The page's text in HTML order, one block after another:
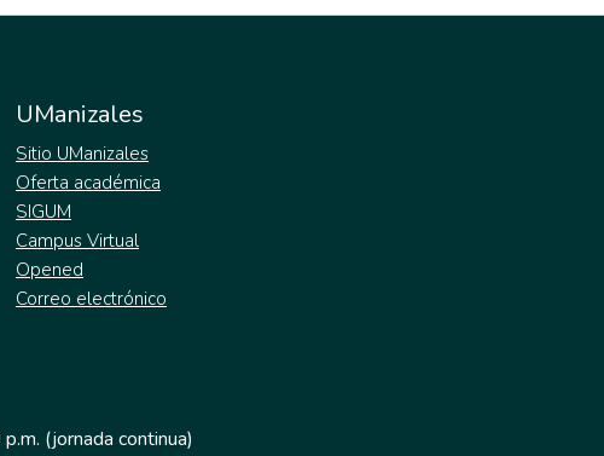
UManizales
Sitio UManizales
Oferta académica
SIGUM
Campus Virtual
Opened
Correo electrónico
(jornada continua)